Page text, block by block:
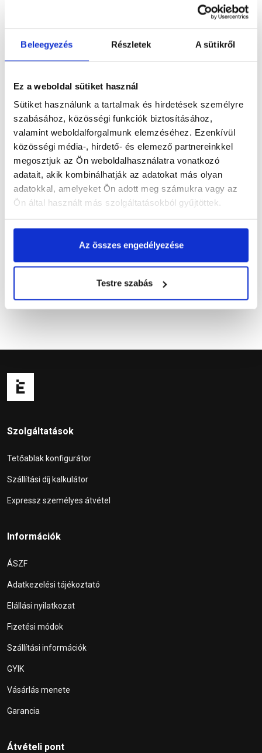
Beleegyezés Részletek A sütikről
Ez a weboldal sütiket használ
Sütiket használunk a tartalmak és hirdetések személyre
szabásához, közösségi funkciók biztosításához,
valamint weboldalforgalmunk elemzéséhez. Ezenkívül
közösségi média-, hirdető- és elemező partnereinkkel
megosztjuk az Ön weboldalhasználatra vonatkozó
adatait, akik kombinálhatják az adatokat más olyan
adatokkal, amelyeket Ön adott meg számukra vagy az
Ön által használt más szolgáltatásokból gyűjtöttek.
Az összes engedélyezése
Testre szabás
Termékinformáció
Dokumentumok(2)
Vásárlói vélemények
Szolgáltatások
Tetőablak konfigurátor
Szállítási díj kalkulátor
Expressz személyes átvétel
Információk
ÁSZF
Adatkezelési tájékoztató
Elállási nyilatkozat
Fizetési módok
Szállítási információk
GYIK
Vásárlás menete
Garancia
Átvételi pont